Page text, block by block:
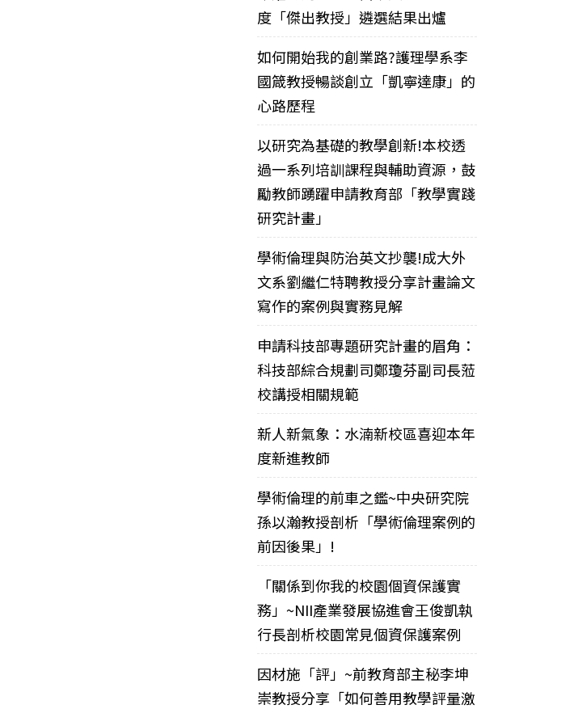
度「傑出教授」遴選結果出爐
如何開始我的創業路?護理學系李
國箴教授暢談創立「凱寧達康」的
心路歷程
以研究為基礎的教學創新!本校透
過一系列培訓課程與輔助資源，鼓
勵教師踴躍申請教育部「教學實踐
研究計畫」
學術倫理與防治英文抄襲!成大外
文系劉繼仁特聘教授分享計畫論文
寫作的案例與實務見解
申請科技部專題研究計畫的眉角：
科技部綜合規劃司鄭瓊芬副司長蒞
校講授相關規範
新人新氣象：水湳新校區喜迎本年
度新進教師
學術倫理的前車之鑑~中央研究院
孫以瀚教授剖析「學術倫理案例的
前因後果」!
「關係到你我的校園個資保護實
務」~NII產業發展協進會王俊凱執
行長剖析校園常見個資保護案例
因材施「評」~前教育部主秘李坤
崇教授分享「如何善用教學評量激